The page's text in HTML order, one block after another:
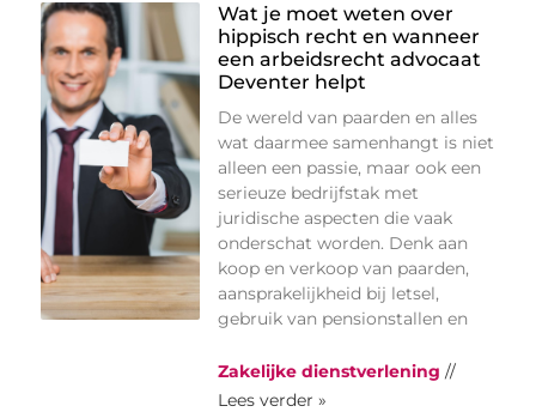
Wat je moet weten over
hippisch recht en wanneer
een arbeidsrecht advocaat
Deventer helpt
De wereld van paarden en alles
wat daarmee samenhangt is niet
alleen een passie, maar ook een
serieuze bedrijfstak met
juridische aspecten die vaak
onderschat worden. Denk aan
koop en verkoop van paarden,
aansprakelijkheid bij letsel,
gebruik van pensionstallen en
Zakelijke dienstverlening //
Lees verder »